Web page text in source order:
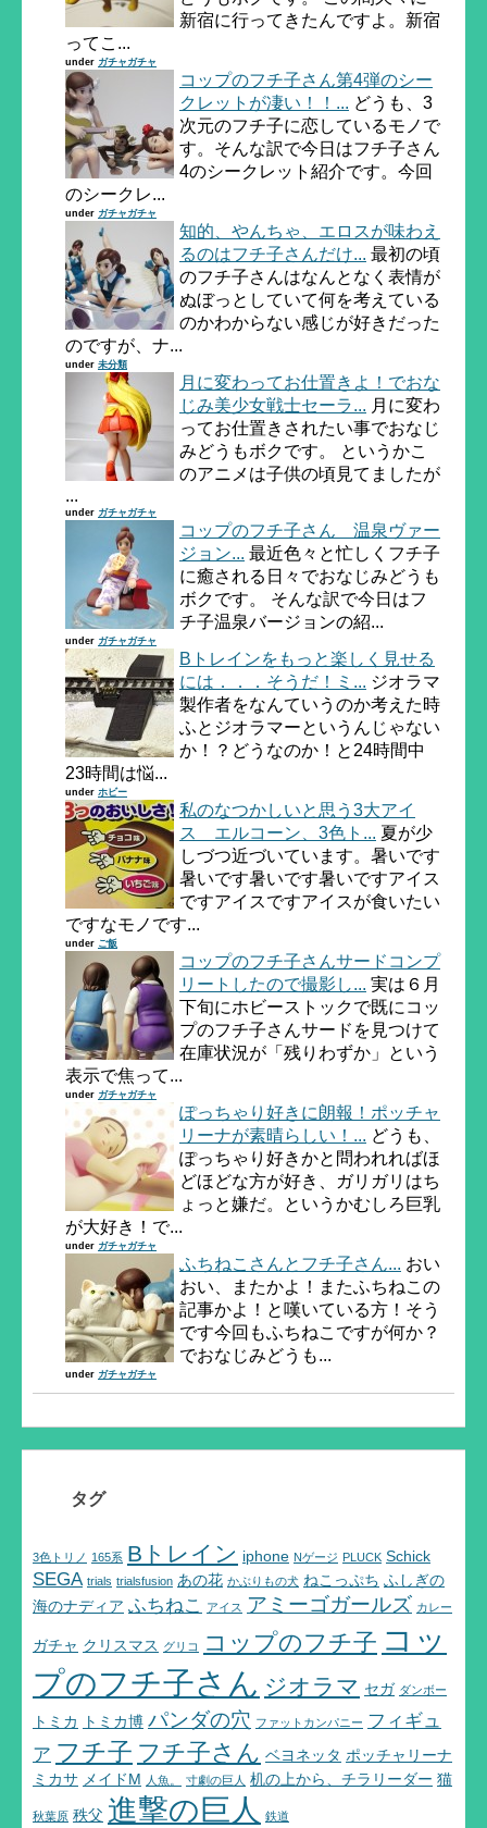
新宿に行ってきたんですよ。新宿
ってこ...
under ガチャガチャ
コップのフチ子さん第4弾のシー
クレットが凄い！！... どうも、3
次元のフチ子に恋しているモノで
す。そんな訳で今日はフチ子さん
4のシークレット紹介です。今回
のシークレ...
under ガチャガチャ
知的、やんちゃ、エロスが味わえ
るのはフチ子さんだけ... 最初の頃
のフチ子さんはなんとなく表情が
ぬぼっとしていて何を考えている
のかわからない感じが好きだった
のですが、ナ...
under 未分類
月に変わってお仕置きよ！でおな
じみ美少女戦士セーラ... 月に変わ
ってお仕置きされたい事でおなじ
みどうもボクです。 というかこ
のアニメは子供の頃見てましたが
...
under ガチャガチャ
コップのフチ子さん 温泉ヴァー
ジョン... 最近色々と忙しくフチ子
に癒される日々でおなじみどうも
ボクです。 そんな訳で今日はフ
チ子温泉バージョンの紹...
under ガチャガチャ
Bトレインをもっと楽しく見せる
には．．．そうだ！ミ... ジオラマ
製作者をなんていうのか考えた時
ふとジオラマーというんじゃない
か！？どうなのか！と24時間中
23時間は悩...
under ホビー
私のなつかしいと思う3大アイ
ス エルコーン、3色ト... 夏が少
しづつ近づいています。暑いです
暑いです暑いです暑いですアイス
ですアイスですアイスが食いたい
ですなモノです...
under ご飯
コップのフチ子さんサードコンプ
リートしたので撮影し... 実は６月
下旬にホビーストックで既にコッ
プのフチ子さんサードを見つけて
在庫状況が「残りわずか」という
表示で焦って...
under ガチャガチャ
ぽっちゃり好きに朗報！ポッチャ
リーナが素晴らしい！... どうも、
ぽっちゃり好きかと問われればほ
どほどな方が好き、ガリガリはち
ょっと嫌だ。というかむしろ巨乳
が大好き！で...
under ガチャガチャ
ふちねこさんとフチ子さん... おい
おい、またかよ！またふちねこの
記事かよ！と嘆いている方！そう
です今回もふちねこですが何か？
でおなじみどうも...
under ガチャガチャ
タグ
3色トリノ 165系 Bトレイン iphone Nゲージ PLUCK Schick
SEGA trials trialsfusion あの花 かぶりもの犬 ねこっぷち ふしぎの
海のナディア ふちねこ アイス アミーゴガールズ カレー
ガチャ クリスマス グリコ コップのフチ子 コッ
プのフチ子さん ジオラマ セガ ダンボー
トミカ トミカ博 パンダの穴 ファットカンパニー フィギュ
ア フチ子 フチ子さん ベヨネッタ ポッチャリーナ
ミカサ メイドM 人魚。 寸劇の巨人 机の上から、チラリーダー 猫
秋葉原 秩父 進撃の巨人 鉄道